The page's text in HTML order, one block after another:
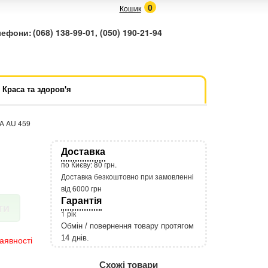
Кошик 0
(068) 138-99-01, (050) 190-21-94
Краса та здоров'я
AU 459
Доставка
по Києву: 80 грн.
Доставка безкоштовно при замовленні
від 6000 грн
Гарантія
1 рік
Обмін / повернення товару протягом
14 днів.
Схожі товари